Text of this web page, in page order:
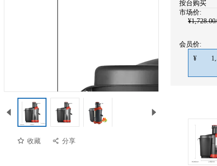
收藏 分享
按台购买
市场价:
¥1,728.00
会员价:
¥